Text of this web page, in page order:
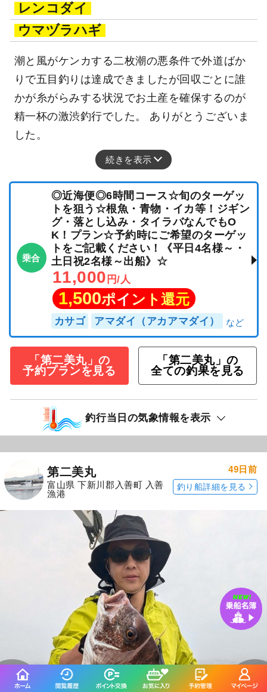
レンコダイ
ウマヅラハギ
潮と風がケンカする二枚潮の悪条件で外道ばか
りで五目釣りは達成できましたが回収ごとに誰
かが糸がらみする状況でお土産を確保するのが
精一杯の激渋釣行でした。 ありがとうございま
した。
続きを表示
乗合
◎近海便◎6時間コース☆旬のターゲッ
トを狙う☆根魚・青物・イカ等！ジギン
グ・落とし込み・タイラバなんでもO
K！プラン☆予約時にご希望のターゲッ
トをご記載ください！《平日4名様～・
土日祝2名様～出船》☆
11,000 円/人
1,500ポイント還元
カサゴ アマダイ（アカアマダイ）
「第二美丸」の
予約プランを見る
「第二美丸」の
全ての釣果を見る
釣行当日の気象情報を表示
第二美丸
富山県 下新川郡入善町 入善
漁港
49日前
釣り船詳細を見る